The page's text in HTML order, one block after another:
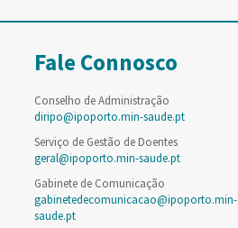
Fale Connosco
Conselho de Administração
diripo@ipoporto.min-saude.pt
Serviço de Gestão de Doentes
geral@ipoporto.min-saude.pt
Gabinete de Comunicação
gabinetedecomunicacao@ipoporto.min-
saude.pt